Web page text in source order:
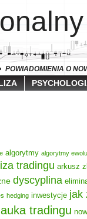
POWIADOMIENIA O
algorytmy algorytmy
tradingu arkusz
dyscyplina
hedging inwestycje jak
tradingu